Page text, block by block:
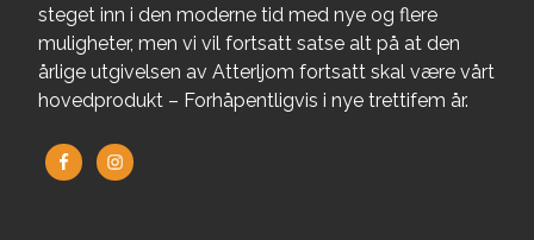
steget inn i den moderne tid med nye og flere
muligheter, men vi vil fortsatt satse alt på at den
årlige utgivelsen av Atterljom fortsatt skal være vårt
hovedprodukt – Forhåpentligvis i nye trettifem år.